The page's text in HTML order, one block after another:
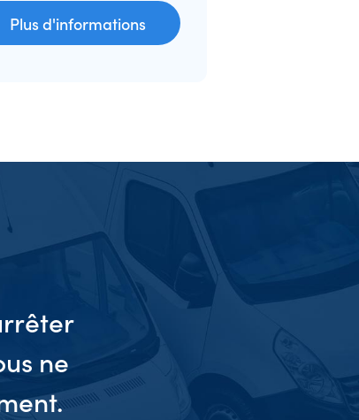
Plus d'informations
ne